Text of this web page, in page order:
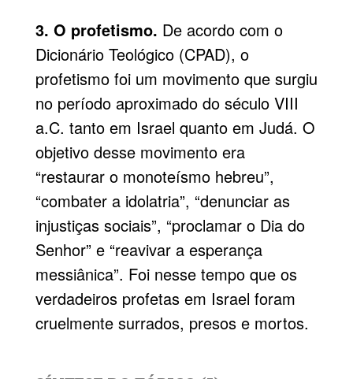
3. O profetismo. De acordo com o
Dicionário Teológico (CPAD), o
profetismo foi um movimento que surgiu
no período aproximado do século VIII
a.C. tanto em Israel quanto em Judá. O
objetivo desse movimento era
“restaurar o monoteísmo hebreu”,
“combater a idolatria”, “denunciar as
injustiças sociais”, “proclamar o Dia do
Senhor” e “reavivar a esperança
messiânica”. Foi nesse tempo que os
verdadeiros profetas em Israel foram
cruelmente surrados, presos e mortos.